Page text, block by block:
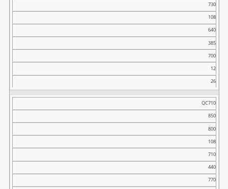
730
108
640
385
700
12
26
QC710
850
800
108
710
440
770